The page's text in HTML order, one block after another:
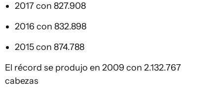
2017 con 827.908
2016 con 832.898
2015 con 874.788
El récord se produjo en 2009 con 2.132.767
cabezas